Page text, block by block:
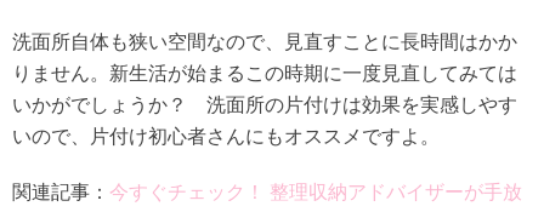
洗面所自体も狭い空間なので、見直すことに長時間はかか
りません。新生活が始まるこの時期に一度見直してみては
いかがでしょうか？ 洗面所の片付けは効果を実感しやす
いので、片付け初心者さんにもオススメですよ。
関連記事： 今すぐチェック！ 整理収納アドバイザーが手放